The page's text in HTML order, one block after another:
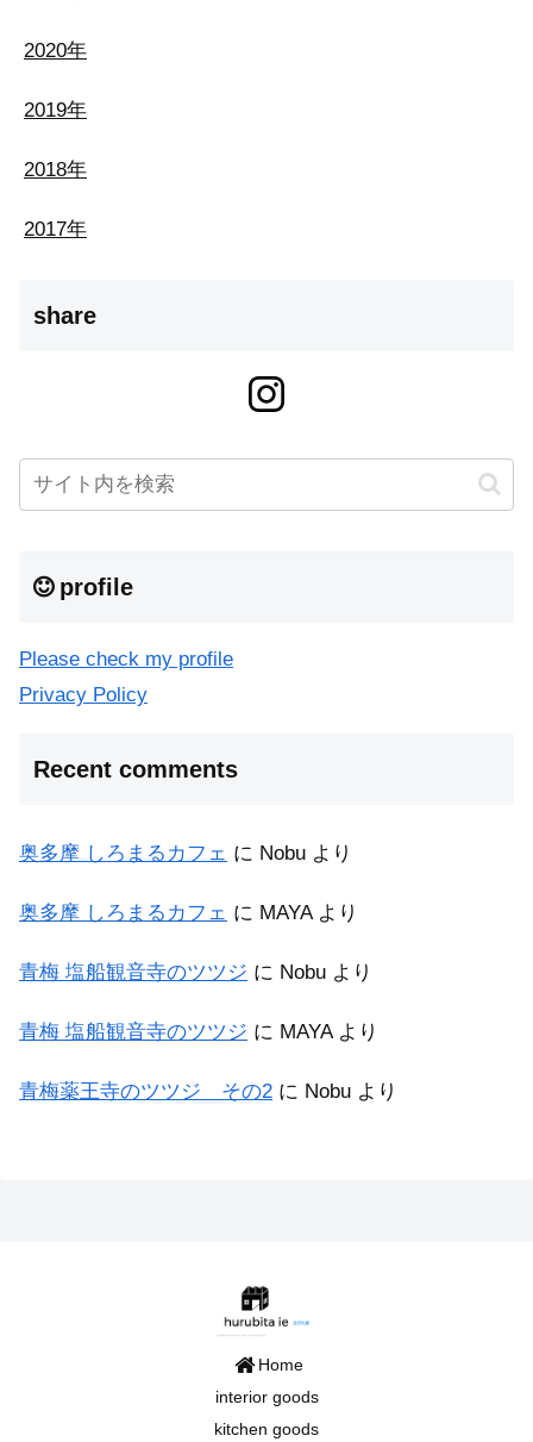
2020年
2019年
2018年
2017年
share
profile
Please check my profile
Privacy Policy
Recent comments
奥多摩 しろまるカフェ に Nobu より
奥多摩 しろまるカフェ に MAYAより
青梅 塩船観音寺のツツジ に Nobu より
青梅 塩船観音寺のツツジ に MAYAより
青梅薬王寺のツツジ その2 に Nobu より
Home
interior goods
kitchen goods